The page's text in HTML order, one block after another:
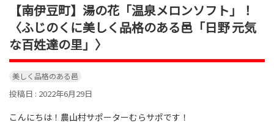
【南伊豆町】湯の花「温泉メロンソフト」！
〈ふじのくに美しく品格のある邑「日野 元気
な百姓達の里」〉
美しく品格のある邑
投稿日 : 2022年6月29日
こんにちは！農山村サポーターむらサポです！